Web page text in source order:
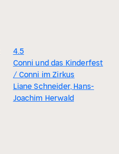
4.5
Conni und das Kinderfest
/ Conni im Zirkus
Liane Schneider, Hans-
Joachim Herwald